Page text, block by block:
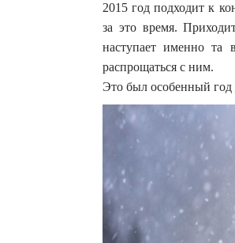
2015 год подходит к
за это время.
наступает именно та
распрощаться с ним.
Это был особенный год